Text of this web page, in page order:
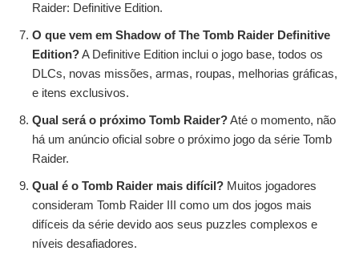
Raider: Definitive Edition.
O que vem em Shadow of The Tomb Raider Definitive
Edition?A Definitive Edition inclui o jogo base, todos os
DLCs, novas missões, armas, roupas, melhorias gráficas,
e itens exclusivos.
Qual será o próximo Tomb Raider?Até o momento, não
há um anúncio oficial sobre o próximo jogo da série Tomb
Raider.
Qual é o Tomb Raider mais difícil? Muitos jogadores
consideram Tomb Raider III como um dos jogos mais
difíceis da série devido aos seus puzzles complexos e
níveis desafiadores.